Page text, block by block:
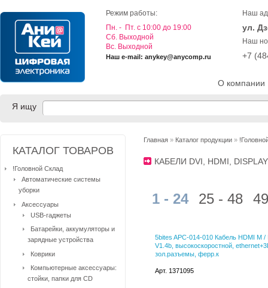
О компании
Режим работы:
Пн. - Пт. с 10:00 до 19:00
Cб. Выходной
Вс. Выходной
Наш e-mail: anykey@anycomp.ru
Наш
ул.
Наш
+7
Я ищу
Главная » Каталог продукции »
КАБЕЛИ DVI, HDMI,
1 - 24 25 - 48
5bites APC-014-010 Кабель HDMI M /
V1.4b, высокоскоростной,
зол.разъемы, ферр.к
Арт. 1371095
КАТАЛОГ ТОВАРОВ
!Головной Склад
Автоматические системы
уборки
Аксессуары
USB-гаджеты
Батарейки, аккумуляторы и
зарядные устройства
Коврики
Компьютерные аксессуары:
стойки, папки для CD